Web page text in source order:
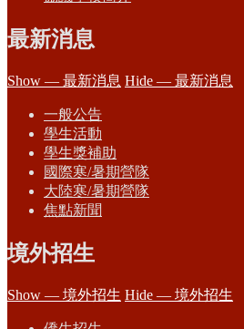
最新消息
Show — 最新消息 Hide — 最新消息
一般公告
學生活動
學生獎補助
國際寒/暑期營隊
大陸寒/暑期營隊
焦點新聞
境外招生
Show — 境外招生 Hide — 境外招生